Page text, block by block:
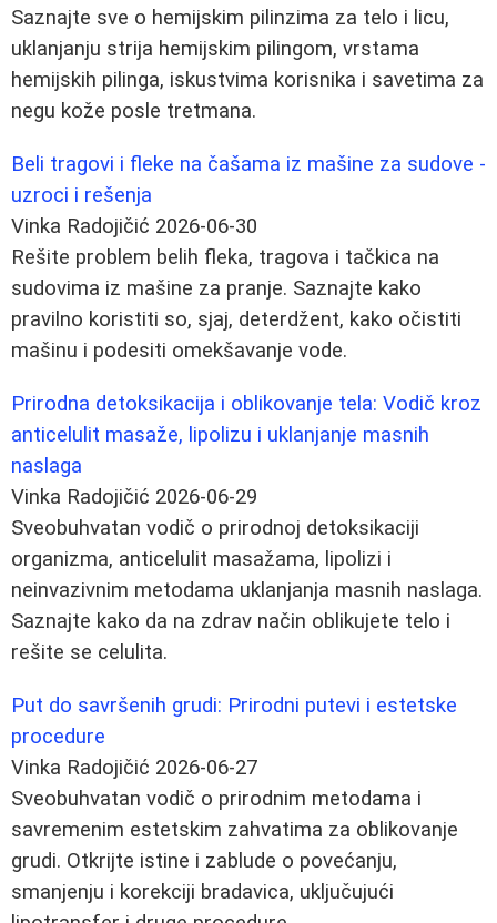
Saznajte sve o hemijskim pilinzima za telo i licu,
uklanjanju strija hemijskim pilingom, vrstama
hemijskih pilinga, iskustvima korisnika i savetima za
negu kože posle tretmana.
Beli tragovi i fleke na čašama iz mašine za sudove -
uzroci i rešenja
Vinka Radojičić 2026-06-30
Rešite problem belih fleka, tragova i tačkica na
sudovima iz mašine za pranje. Saznajte kako
pravilno koristiti so, sjaj, deterdžent, kako očistiti
mašinu i podesiti omekšavanje vode.
Prirodna detoksikacija i oblikovanje tela: Vodič kroz
anticelulit masaže, lipolizu i uklanjanje masnih
naslaga
Vinka Radojičić 2026-06-29
Sveobuhvatan vodič o prirodnoj detoksikaciji
organizma, anticelulit masažama, lipolizi i
neinvazivnim metodama uklanjanja masnih naslaga.
Saznajte kako da na zdrav način oblikujete telo i
rešite se celulita.
Put do savršenih grudi: Prirodni putevi i estetske
procedure
Vinka Radojičić 2026-06-27
Sveobuhvatan vodič o prirodnim metodama i
savremenim estetskim zahvatima za oblikovanje
grudi. Otkrijte istine i zablude o povećanju,
smanjenju i korekciji bradavica, uključujući